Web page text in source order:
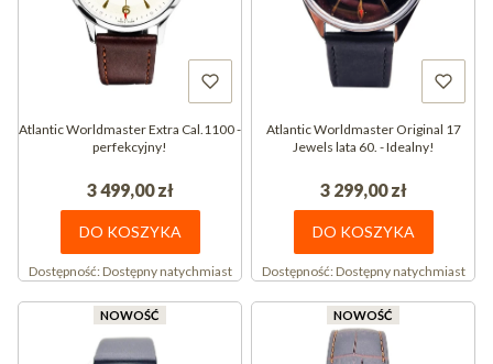
Atlantic Worldmaster Extra Cal.1100 -
perfekcyjny!
3 499,00 zł
DO KOSZYKA
Dostępność:Dostępny natychmiast
Atlantic Worldmaster Original 17
Jewels lata 60. - Idealny!
3 299,00 zł
DO KOSZYKA
Dostępność:Dostępny natychmiast
NOWOŚĆ NOWOŚĆ